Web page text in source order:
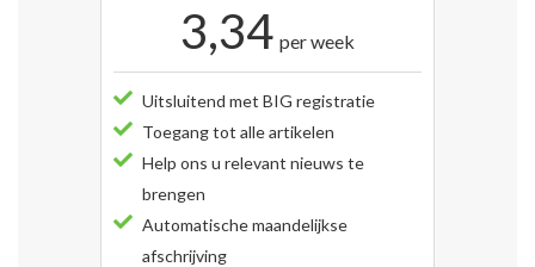
3,34 per week
Uitsluitend met BIG registratie
Toegang tot alle artikelen
Help ons u relevant nieuws te
brengen
Automatische maandelijkse
afschrijving